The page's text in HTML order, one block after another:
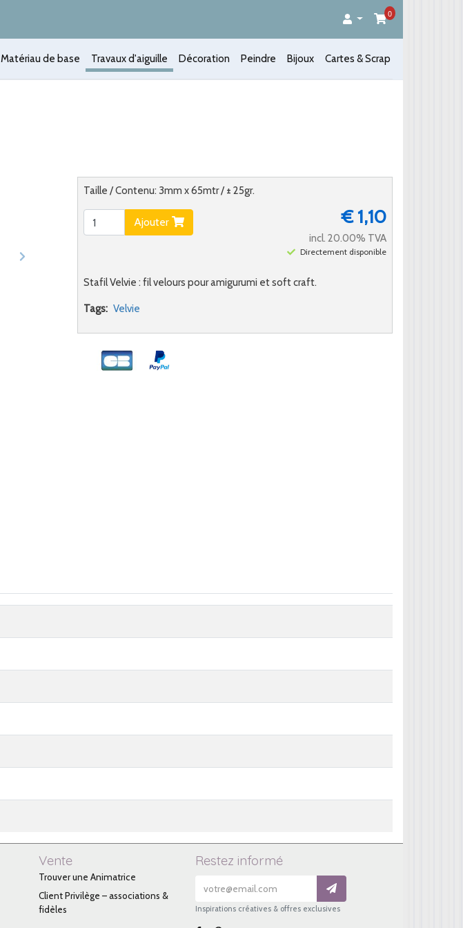
0
Matériau de base Travaux d'aiguille Décoration Peindre Bijoux Cartes & Scrap
Taille / Contenu: 3mm x 65mtr / ± 25gr.
Ajouter € 1,10
incl. 20.00% TVA
Directement disponible
Stafil Velvie : fil velours pour amigurumi et soft craft.
Tags: Velvie
Vente
Trouver une Animatrice
Client Privilège – associations &
fidèles
Restez informé
Inspirations créatives & offres exclusives